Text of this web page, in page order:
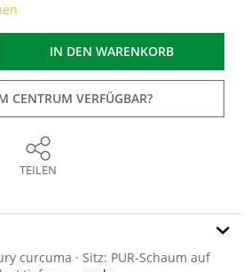
IN DEN WARENKORB
CENTRUM VERFÜGBAR?
TEILEN
curcuma · Sitz: PUR-Schaum auf